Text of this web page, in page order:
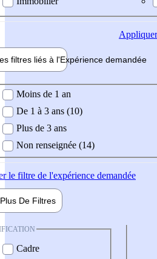
Appliquer
filtres liés à l'Expérience demandée
demandée
Moins de 1 an
De 1 à 3 ans (10)
Plus de 3 ans
Non renseignée (14)
le filtre de l'expérience demandée
Plus De Filtres
Cadre